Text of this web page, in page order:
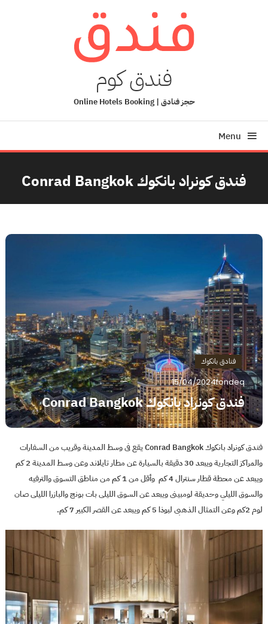
فندق كوم
حجز فنادق | Online Hotels Booking
Menu
فندق كونراد بانكوك Conrad Bangkok
فنادق بانكوك
15/04/2024fondeq
فندق كونراد بانكوك Conrad Bangkok
فندق كونراد بانكوك Conrad Bangkok يقع فى وسط المدينة وقريب من السفارات
والمراكز التجارية ويبعد 30 دقيقة بالسيارة عن مطار تايلاند وعن وسط المدينة 2 كم
ويبعد عن محطة قطار سنترال 4 كم وأقل من 1 كم من مناطق التسوق والترفيه
والسوق الليلي وحديقة لومبينى ويبعد عن السوق الليلى بات بونج والبازرا الليلى صان
لوم 2كم وعن التمثال الذهبى لبوذا 5 كم ويبعد عن القصر الكبير 7 كم.